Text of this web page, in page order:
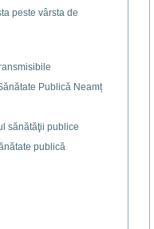
peste vârsta de
Publică Neamț
sănătăţii publice
publică